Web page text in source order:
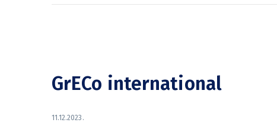
GrECo international
11.12.2023.